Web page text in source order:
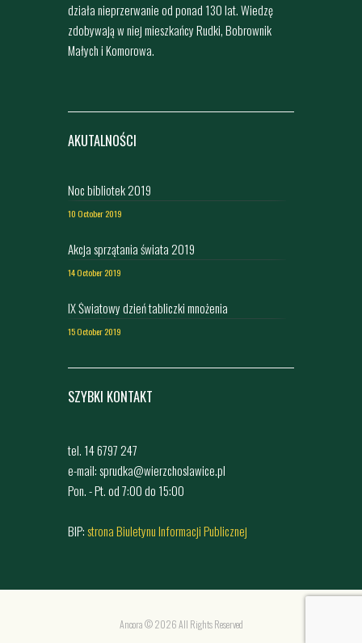
działa nieprzerwanie od ponad 130 lat. Wiedzę
zdobywają w niej mieszkańcy Rudki, Bobrownik
Małych i Komorowa.
AKUTALNOŚCI
Noc bibliotek 2019
10 October 2019
Akcja sprzątania świata 2019
14 October 2019
IX Światowy dzień tabliczki mnożenia
15 October 2019
SZYBKI KONTAKT
tel. 14 6797 247
e-mail: sprudka@wierzchoslawice.pl
Pon. - Pt. od 7:00 do 15:00
BIP:strona Biuletynu Informacji Publicznej
Ancora © 2026 All Rights Reserved